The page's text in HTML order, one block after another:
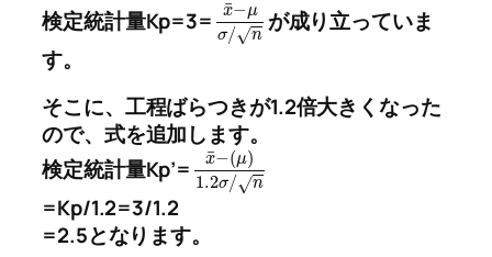
検定統計量Kp=3=
x
¯−μ
σ/ n
√
が成り立っていま
す。
そこに、工程ばらつきが1.2倍大きくなった
ので、式を追加します。
検定統計量Kp’=
x
¯−(μ)
1.2σ/ n
√
=Kp/1.2=3/1.2
=2.5となります。